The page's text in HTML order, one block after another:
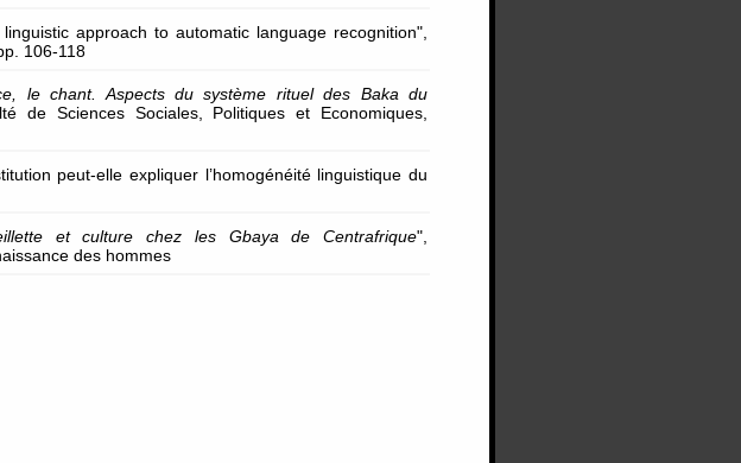
approach to automatic language recognition",
106-118
le chant. Aspects du système rituel des Baka du
de Sciences Sociales, Politiques et Economiques,
peut-elle expliquer l’homogénéité linguistique du
et culture chez les Gbaya de Centrafrique",
des hommes